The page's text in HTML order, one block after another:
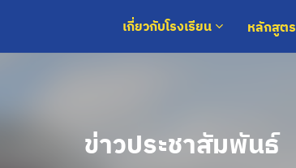
เกี่ยวกับโรงเรียน หลักสูตร
ข่าวประชาสัมพันธ์